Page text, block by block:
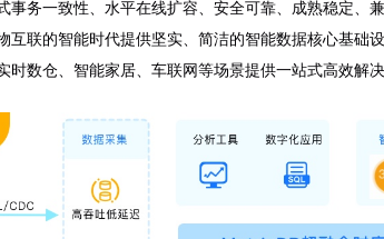
事务一致性、水平在线扩容、安全可靠、成熟稳定、
互联的智能时代提供坚实、简洁的智能数据核心基础
时数仓、智能家居、车联网等场景提供一站式高效解决